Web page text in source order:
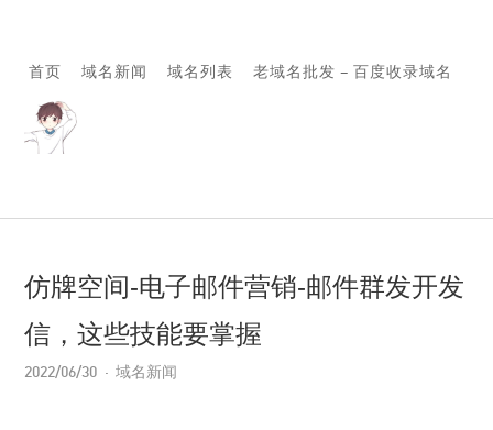
首页 域名新闻 域名列表 老域名批发 – 百度收录域名
仿牌空间-电子邮件营销-邮件群发开发
信，这些技能要掌握
2022/06/30 域名新闻